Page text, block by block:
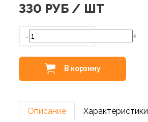
330 РУБ / ШТ
- +
В корзину
Описание Характеристики